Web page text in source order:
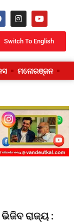
Switch To English
ମନୋରଞ୍ଜନ
ରାଜ୍ୟ :